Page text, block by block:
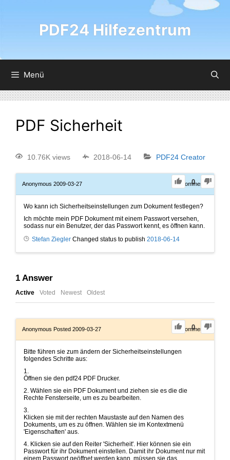
PDF24 Hilfezentrum
Menü
PDF Sicherheit
10.76K views 2018-06-14 PDF24 Creator
0
Anonymous 2009-03-27 0Comments
Wo kann ich Sicherheitseinstellungen zum Dokument festlegen?
Ich möchte mein PDF Dokument mit einem Passwort versehen,
sodass nur ein Benutzer, der das Passwort kennt, es öffnen kann.
Stefan Ziegler Changed status to publish 2018-06-14
1 Answer
Active Voted Newest Oldest
0
Anonymous Posted 2009-03-27 0Comments
Bitte führen sie zum ändern der Sicherheitseinstellungen
folgendes Schritte aus:
1.
Öffnen sie den pdf24 PDF Drucker.
2. Wählen sie ein PDF Dokument und ziehen sie es die die
Rechte Fensterseite, um es zu bearbeiten.
3.
Klicken sie mit der rechten Maustaste auf den Namen des
Dokuments, um es zu öffnen. Wählen sie im Kontextmenü
'Eigenschaften' aus.
4. Klicken sie auf den Reiter 'Sicherheit'. Hier können sie ein
Passwort für ihr Dokument einstellen. Damit ihr Dokument nur mit